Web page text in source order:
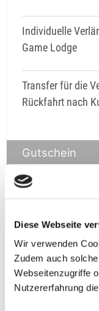
Diese Webseite
Wir verwenden
Zudem auch
Webseitenzugriffe
Nutzererfahrung
Individuelle
Game Lodge
Transfer für die
Rückfahrt nach
Gutschein